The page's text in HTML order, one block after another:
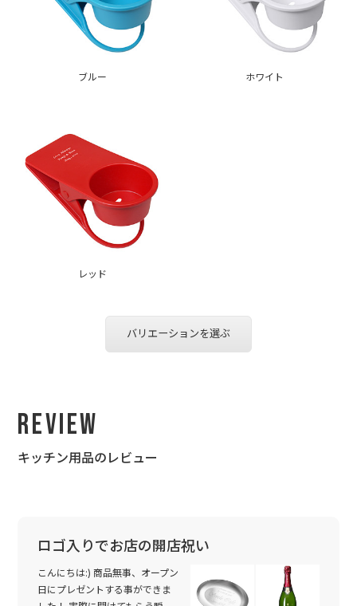
ブルー ホワイト
レッド
バリエーションを選ぶ
Review
キッチン用品のレビュー
ロゴ入りでお店の開店祝い
こんにちは:) 商品無事、オープン
日にプレゼントする事ができま